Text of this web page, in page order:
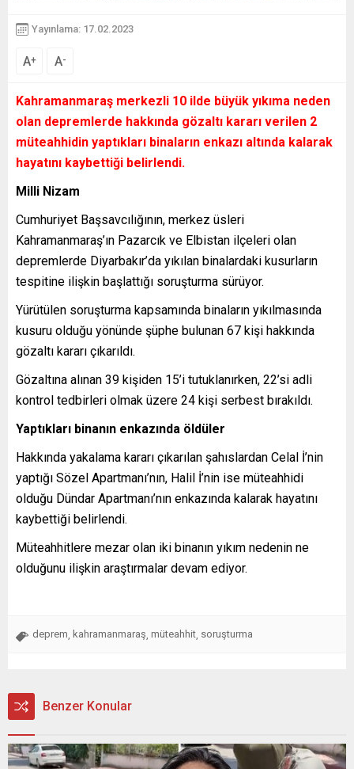
Yayınlama: 17.02.2023
A+ A-
Kahramanmaraş merkezli 10 ilde büyük yıkıma neden
olan depremlerde hakkında gözaltı kararı verilen 2
müteahhidin yaptıkları binaların enkazı altında kalarak
hayatını kaybettiği belirlendi.
Milli Nizam
Cumhuriyet Başsavcılığının, merkez üsleri
Kahramanmaraş’ın Pazarcık ve Elbistan ilçeleri olan
depremlerde Diyarbakır’da yıkılan binalardaki kusurların
tespitine ilişkin başlattığı soruşturma sürüyor.
Yürütülen soruşturma kapsamında binaların yıkılmasında
kusuru olduğu yönünde şüphe bulunan 67 kişi hakkında
gözaltı kararı çıkarıldı.
Gözaltına alınan 39 kişiden 15’i tutuklanırken, 22’si adli
kontrol tedbirleri olmak üzere 24 kişi serbest bırakıldı.
Yaptıkları binanın enkazında öldüler
Hakkında yakalama kararı çıkarılan şahıslardan Celal İ’nin
yaptığı Sözel Apartmanı’nın, Halil İ’nin ise müteahhidi
olduğu Dündar Apartmanı’nın enkazında kalarak hayatını
kaybettiği belirlendi.
Müteahhitlere mezar olan iki binanın yıkım nedenin ne
olduğunu ilişkin araştırmalar devam ediyor.
deprem kahramanmaraş müteahhit soruşturma
Benzer Konular